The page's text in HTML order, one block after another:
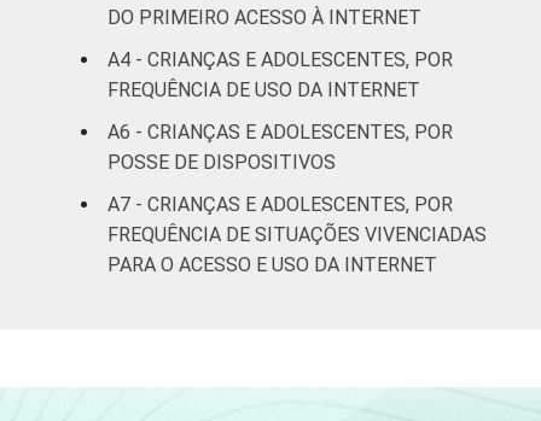
CLASSE
SOCIAL
AB
C
DE 1
COR OU RAÇA Branca 1
Preta
DO PRIMEIRO ACESSO À INTERNET
A4 - CRIANÇAS E ADOLESCENTES, POR
FREQUÊNCIA DE USO DA INTERNET
A6 - CRIANÇAS E ADOLESCENTES, POR
POSSE DE DISPOSITIVOS
A7 - CRIANÇAS E ADOLESCENTES, POR
FREQUÊNCIA DE SITUAÇÕES VIVENCIADAS
PARA O ACESSO E USO DA INTERNET